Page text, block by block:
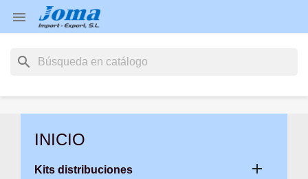

search
INICIO
Kits distribuciones 